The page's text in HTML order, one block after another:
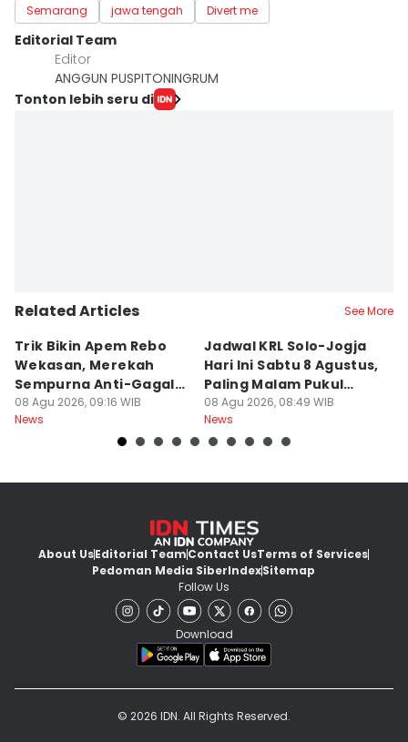
Semarang jawa tengah Divert me
Editorial Team
Editor
ANGGUN PUSPITONINGRUM
Tonton lebih seru di
Related Articles See More
Trik Bikin Apem Rebo
Wekasan, Merekah
Sempurna Anti-Gagal
Pakai Cetakan
Rumahan
08 Agu 2026, 09:16 WIB
News
Jadwal KRL Solo-Jogja
Hari Ini Sabtu 8 Agustus,
Paling Malam Pukul
20.42
08 Agu 2026, 08:49 WIB
News
About UsEditorial TeamContact UsTerms of Services
Pedoman Media SiberIndexSitemap
Follow Us
Download
© 2026 IDN. All Rights Reserved.